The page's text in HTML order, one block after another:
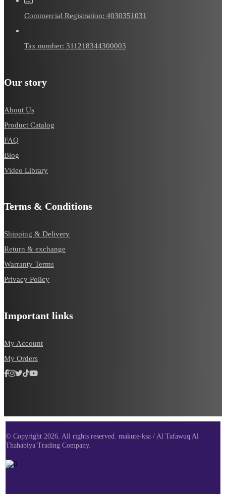
Commercial Registration: 4030351031
Tax number: 311218344300003
Our story
About Us
Product Catalog
FAQ
Blog
Video Library
Terms & Conditions
Shipping & Delivery
Return & exchange
Warranty Terms
Privacy Policy
Important links
My Account
My Orders
© Copyright 2026. All rights reserved. makute-ksa / Al Tafawuq Al
Thahabiya Trading Company.